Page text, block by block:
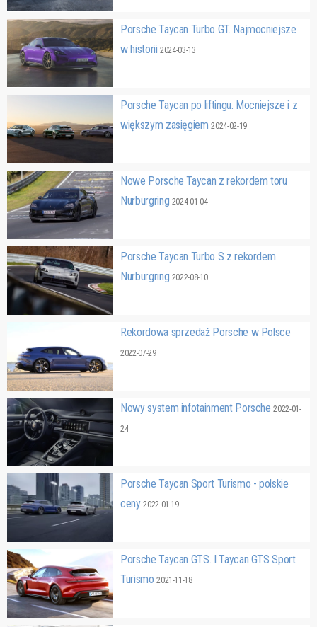
Porsche Taycan Turbo GT. Najmocniejsze
w historii2024-03-13
Porsche Taycan po liftingu. Mocniejsze i z
większym zasięgiem2024-02-19
Nowe Porsche Taycan z rekordem toru
Nurburgring 2024-01-04
Porsche Taycan Turbo S z rekordem
Nurburgring 2022-08-10
Rekordowa sprzedaż Porsche w Polsce
2022-07-29
Nowy system infotainment Porsche2022-01-
24
Porsche Taycan Sport Turismo - polskie
ceny2022-01-19
Porsche Taycan GTS. I Taycan GTS Sport
Turismo2021-11-18